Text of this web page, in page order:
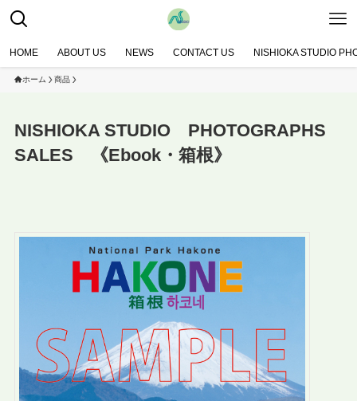
HOME ABOUT US NEWS CONTACT US NISHIOKA STUDIO
ホーム 商品
NISHIOKA STUDIO PHOTOGRAPHS
SALES 《Ebook・箱根》